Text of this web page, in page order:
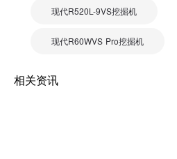
现代R520L-9VS挖掘机
现代R60WVS Pro挖掘机
相关资讯